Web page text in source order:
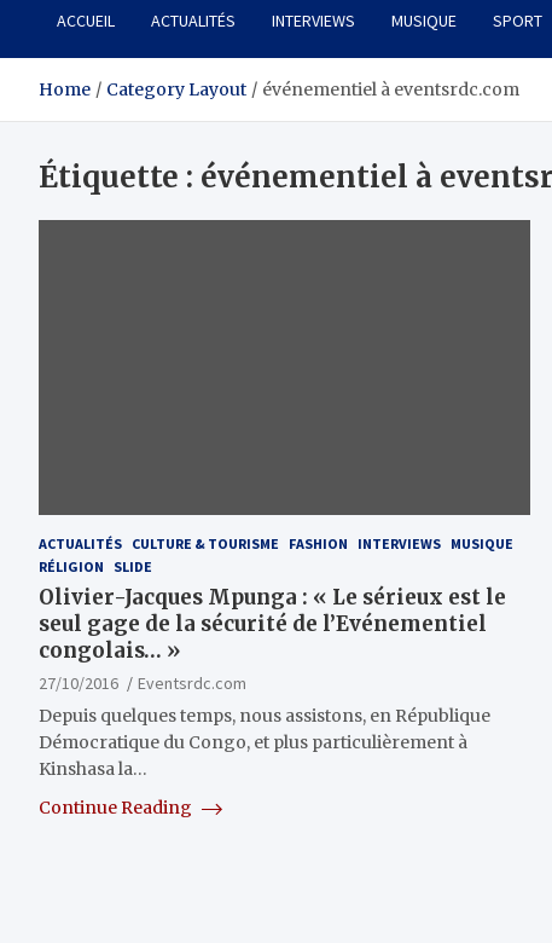
ACCUEIL ACTUALITÉS INTERVIEWS MUSIQUE SPORT
Home Category Layout événementiel à eventsrdc.com
Étiquette : événementiel à
ACTUALITÉS CULTURE & TOURISME FASHION INTERVIEWS MUSIQUE
RÉLIGION
SLIDE
Olivier-Jacques Mpunga : « Le sérieux est le
seul gage de la sécurité de l’Evénementiel
congolais… »
27/10/2016
Eventsrdc.com
Depuis quelques temps, nous assistons, en République
Démocratique du Congo, et plus particulièrement à
Kinshasa la…
Continue Reading